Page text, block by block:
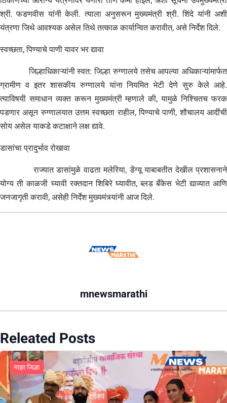
श्री. फडणवीस यांनी केली. त्याला अनुसरून मुख्यमंत्री श्री. शिंदे यांनी अशी
यंत्रणा जिथे आवश्यक असेल तिथे तत्काळ कार्यान्वित करावीत, असे निर्देश दिले.
स्वच्छता, पिण्याचे पाणी यावर भर द्यावा
जिल्हाधिकाऱ्यांनी स्वत: जिल्हा रुग्णालये तसेच आपल्या अधिकाऱ्यांमार्फत
ग्रामीण व इतर शासकीय रुग्णालये यांना नियमित भेटी देणे सुरु केले आहे.
त्याविषयी समाधान व्यक्त करून मुख्यमंत्री म्हणाले की, यामुळे निश्चितच फरक
पडणार असून रुग्णालयात उत्तम स्वच्छता राहील, पिण्याचे पाणी, शौचालय आदींची
सोय असेल याकडे कटाक्षाने लक्ष द्यावे.
डासांचा प्रादुर्भाव रोखावा
राज्यात डासांमुळे वाढता मलेरिया, डेंग्यू याबाबतीत देखील प्रशासनाने
योग्य ती काळजी घ्यावी रक्तदान शिबिरे घ्यावीत, ब्लड बँकेस भेटी द्याव्यात आणि
जनजागृती करावी, असेही निर्देश मुख्यमंत्र्यांनी आज दिले.
mnewsmarathi
Releated Posts
माझा जिल्हा